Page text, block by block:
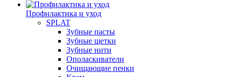
Профилактика и уход
SPLAT
Зубные пасты
Зубные щетки
Зубные нити
Ополаскиватели
Очищающие пенки